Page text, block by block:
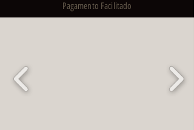
Pagamento Facilitado